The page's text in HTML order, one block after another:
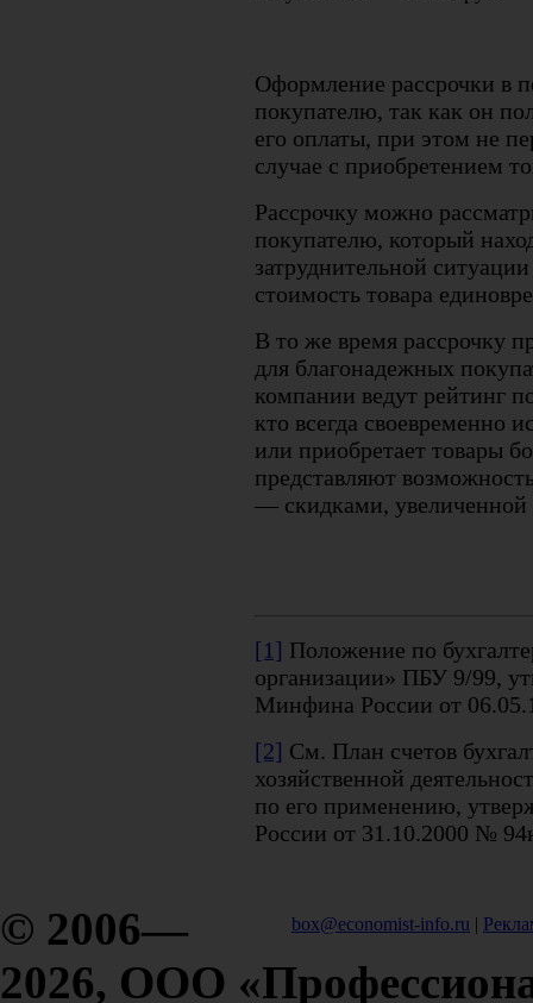
Оформление рассрочки в
покупателю, так как он
его оплаты, при этом не
случае с приобретением
Рассрочку можно
покупателю, который
затруднительной
стоимость товара
В то же время рассрочку
для благонадежных
компании ведут рейтинг
кто всегда своевременно
или приобретает товары
представляют
— скидками, увеличенной
[1] Положение по
организации» ПБУ 9/99,
Минфина России от
[2] См. План счетов
хозяйственной
по его применению,
России от 31.10.2000 №
box@economist-info.ru |
© 2006—
2026, ООО